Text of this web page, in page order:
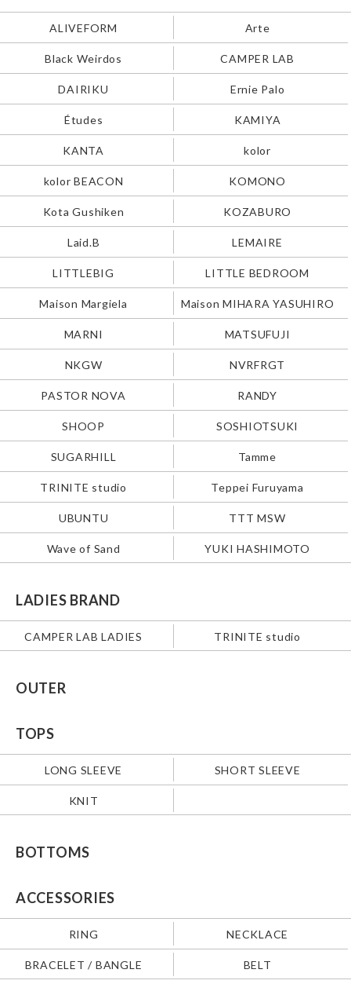
ALIVEFORM Arte
Black Weirdos CAMPER LAB
DAIRIKU Ernie Palo
Études KAMIYA
KANTA kolor
kolor BEACON KOMONO
Kota Gushiken KOZABURO
Laid.B LEMAIRE
LITTLEBIG LITTLE BEDROOM
Maison Margiela Maison MIHARA YASUHIRO
MARNI MATSUFUJI
NKGW NVRFRGT
PASTOR NOVA RANDY
SHOOP SOSHIOTSUKI
SUGARHILL Tamme
TRINITE studio Teppei Furuyama
UBUNTU TTT MSW
Wave of Sand YUKI HASHIMOTO
LADIES BRAND
CAMPER LAB LADIES TRINITE studio
OUTER
TOPS
LONG SLEEVE SHORT SLEEVE
KNIT
BOTTOMS
ACCESSORIES
RING NECKLACE
BRACELET / BANGLE BELT